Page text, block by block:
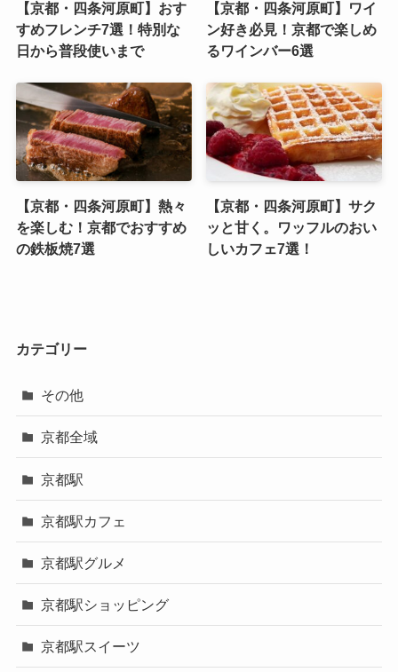
【京都・四条河原町】おす
すめフレンチ7選！特別な
日から普段使いまで
【京都・四条河原町】ワイ
ン好き必見！京都で楽しめ
るワインバー6選
【京都・四条河原町】熱々
を楽しむ！京都でおすすめ
の鉄板焼7選
【京都・四条河原町】サク
ッと甘く。ワッフルのおい
しいカフェ7選！
カテゴリー
その他
京都全域
京都駅
京都駅カフェ
京都駅グルメ
京都駅ショッピング
京都駅スイーツ